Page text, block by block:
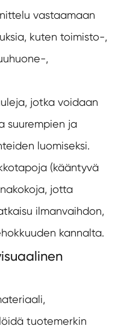
vastaamaan
kuten toimisto-,
,
jotka voidaan
suurempien ja
luomiseksi.
(kääntyvä
jotta
ilmanvaihdon,
kannalta.
tuotemerkin